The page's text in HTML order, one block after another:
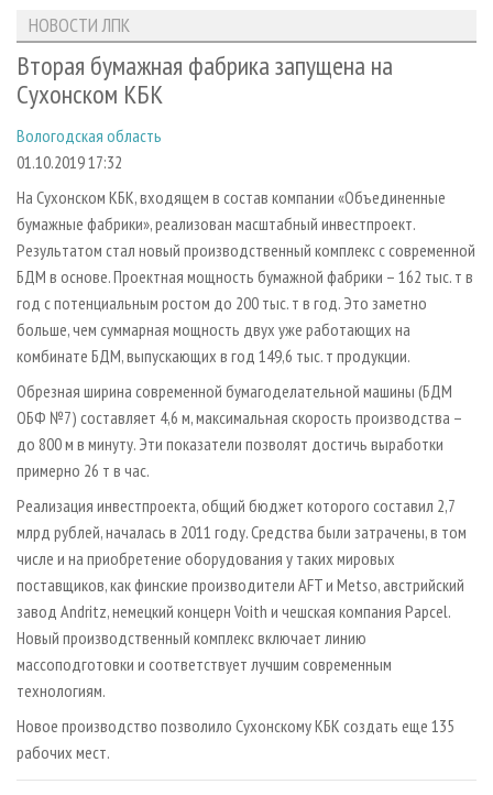
ЛЕСОЗАГОТОВКА
ЛЕСОПИЛЕНИЕ
СУШКА ДРЕВЕСИНЫ
ПРОИЗВОДСТВО ДРЕВЕСНЫХ ПЛИТ
ДЕРЕВЯННОЕ ДОМОСТРОЕНИЕ
ПРОИЗВОДСТВО МЕБЕЛИ
БИОЭНЕРГЕТИКА
ЦБП
НОВОСТИ ЛПК
НОВОСТИ ЖУРНАЛА
ПРОЕКТЫ ЛПИ
АНАЛИТИКА
ПРЕДПРИЯТИЯ ЛПК
ПЕРСОНЫ
МОБИЛЬНЫЕ ВЫСТАВКИ
ОФИЦИАЛЬНЫЕ ДЕЛЕГАЦИИ
ПРИОРИТЕТНЫЕ ИНВЕСТПРОЕКТЫ
RUSSIAN FORESTRY REVIEW
ГАЗЕТА ЛЕСПРОМФОРУМ
БИБЛИОТЕКА СПЕЦИАЛИСТА
АРХИВ ЖУРНАЛОВ
О ЖУРНАЛЕ
ПОДПИСКА
КОНТАКТЫ
РЕКЛАМОДАТЕЛЯМ
РЕКЛАМА
РЕКЛАМА НА САЙТЕ
НОВОСТИ ЛПК
Вторая бумажная фабрика запущена на
Сухонском КБК
Вологодская область
01.10.2019 17:32
На Сухонском КБК, входящем в состав компании «Объединенные
бумажные фабрики», реализован масштабный инвестпроект.
Результатом стал новый производственный комплекс с современной
БДМ в основе. Проектная мощность бумажной фабрики – 162 тыс. т в
год с потенциальным ростом до 200 тыс. т в год. Это заметно
больше, чем суммарная мощность двух уже работающих на
комбинате БДМ, выпускающих в год 149,6 тыс. т продукции.
Обрезная ширина современной бумагоделательной машины (БДМ
ОБФ №7) составляет 4,6 м, максимальная скорость производства –
до 800 м в минуту. Эти показатели позволят достичь выработки
примерно 26 т в час.
Реализация инвестпроекта, общий бюджет которого составил 2,7
млрд рублей, началась в 2011 году. Средства были затрачены, в том
числе и на приобретение оборудования у таких мировых
поставщиков, как финские производители AFT и Metso, австрийский
завод Andritz, немецкий концерн Voith и чешская компания Papcel.
Новый производственный комплекс включает линию
массоподготовки и соответствует лучшим современным
технологиям.
Новое производство позволило Сухонскому КБК создать еще 135
рабочих мест.